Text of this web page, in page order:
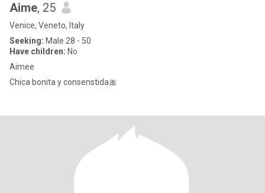
Aime, 25
Venice, Veneto, Italy
Seeking: Male 28 - 50
Have children: No
Aimee
Chica bonita y consenstida🎀